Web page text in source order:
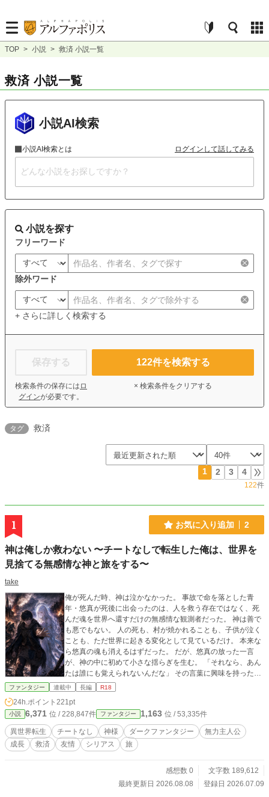
TOP > 小説 > 救済 小説一覧
救済 小説一覧
小説AI検索
小説AI検索とは ログインして話してみる
小説を探す
フリーワード
除外ワード
+ さらに詳しく検索する
保存する
検索条件の保存には ロ
グインが必要です。
122件を検索する
× 検索条件をクリアする
タグ 救済
1 2 3 4
122件
1 お気に入り追加 2
神は俺しか救わない 〜チートなしで転生した俺は、世界を
見捨てる無感情な神と旅をする〜
take
俺が死んだ時、神は泣かなかった。 事故で命を落とした青
年・悠真が死後に出会ったのは、人を救う存在ではなく、死
んだ魂を世界へ還すだけの無感情な観測者だった。 神は善で
も悪でもない。 人の死も、村が焼かれることも、子供が泣く
ことも、ただ世界に起きる変化として見ているだけ。 本来な
ら悠真の魂も消えるはずだった。 だが、悠真の放った一言
が、神の中に初めて小さな揺らぎを生む。 「それなら、あん
たは誰にも覚えられないんだな」 その言葉に興味を持った神
は、悠真を異世界へ転生させる。 ただし、チート能力はな
ない。 あるのは、前世と変わらない普通の心だけ。 そして神
は、美しい人間の姿を作り、リィアと名乗って悠真のそばを
歩き始める。 けれど、その神は悠真以外を救わない。 村が襲
われても。 奴隷商に人が売られても。 仲間が傷ついても。
理不尽に命が奪われても。 神はただ、悠真だけを見ている。
でも目の前の誰かを見捨てられない。 救えない。 守れない。
ファンタジー 連載中 長編 R18
24h.ポイント 221pt
小説 6,371 位 / 228,847件 ファンタジー 1,163 位 / 53,335件
異世界転生 チートなし 神様 ダークファンタジー
無力主人公
成長
救済 友情 シリアス 旅
感想数 0
文字数 189,612
最終更新日 2026.08.08
登録日 2026.07.09